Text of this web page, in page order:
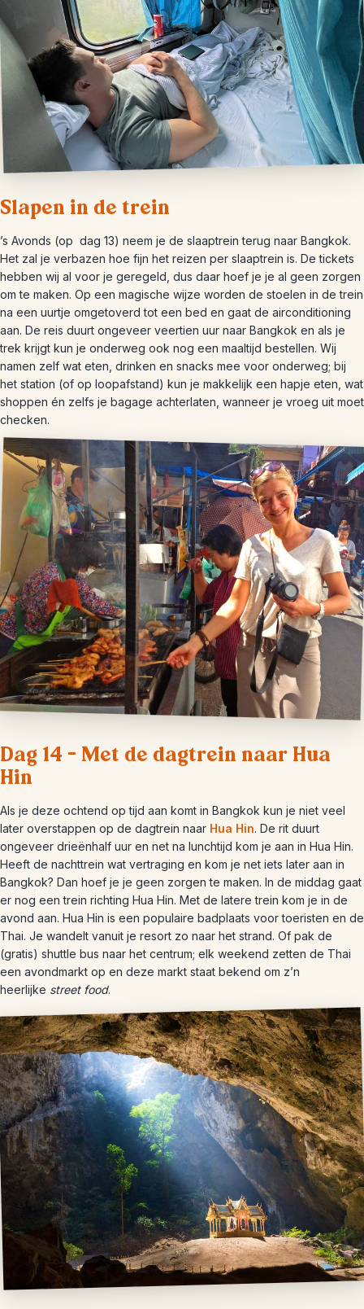
Slapen in de trein
’s Avonds (op dag 13) neem je de slaaptrein terug naar Bangkok.
Het zal je verbazen hoe fijn het reizen per slaaptrein is. De tickets
hebben wij al voor je geregeld, dus daar hoef je je al geen zorgen
om te maken. Op een magische wijze worden de stoelen in de trein
na een uurtje omgetoverd tot een bed en gaat de airconditioning
aan. De reis duurt ongeveer veertien uur naar Bangkok en als je
trek krijgt kun je onderweg ook nog een maaltijd bestellen. Wij
namen zelf wat eten, drinken en snacks mee voor onderweg; bij
het station (of op loopafstand) kun je makkelijk een hapje eten, wat
shoppen én zelfs je bagage achterlaten, wanneer je vroeg uit moet
checken.
Dag 14 – Met de dagtrein naar Hua
Hin
Als je deze ochtend op tijd aan komt in Bangkok kun je niet veel
later overstappen op de dagtrein naar Hua Hin. De rit duurt
ongeveer drieënhalf uur en net na lunchtijd kom je aan in Hua Hin.
Heeft de nachttrein wat vertraging en kom je net iets later aan in
Bangkok? Dan hoef je je geen zorgen te maken. In de middag gaat
er nog een trein richting Hua Hin. Met de latere trein kom je in de
avond aan. Hua Hin is een populaire badplaats voor toeristen en de
Thai. Je wandelt vanuit je resort zo naar het strand. Of pak de
(gratis) shuttle bus naar het centrum; elk weekend zetten de Thai
een avondmarkt op en deze markt staat bekend om z’n
heerlijke street food.